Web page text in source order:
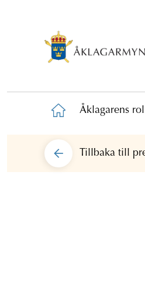
Åklagarens
Tillbaka till